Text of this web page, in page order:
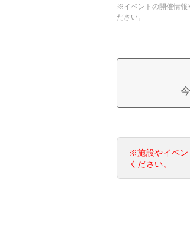
※イベントの開催情報
ださい。
※施設やイベン
ください。